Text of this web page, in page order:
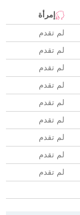
إمرأة
لم تقدم
لم تقدم
لم تقدم
لم تقدم
لم تقدم
لم تقدم
لم تقدم
لم تقدم
لم تقدم